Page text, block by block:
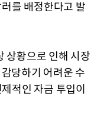
를 배정한다고 발
상황으로 인해 시장
당하기 어려운 수
적인 자금 투입이